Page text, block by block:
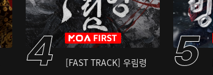
[FAST TRACK] 우림령